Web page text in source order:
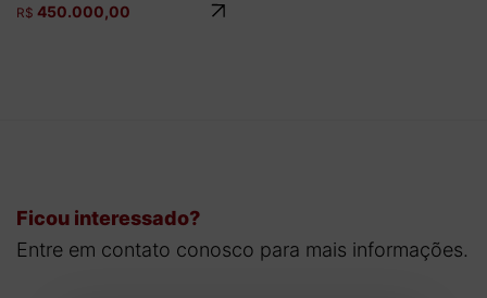
R$ 450.000,00
Ficou interessado?
Entre em contato conosco para mais informações.